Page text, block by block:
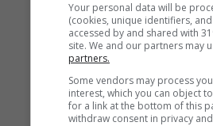
Your personal data will be
(cookies, unique identifiers,
accessed by and shared with
site. We and our partners may
partners.
Some vendors may process
interest, which you can object
for a link at the bottom of this
withdraw consent in privacy